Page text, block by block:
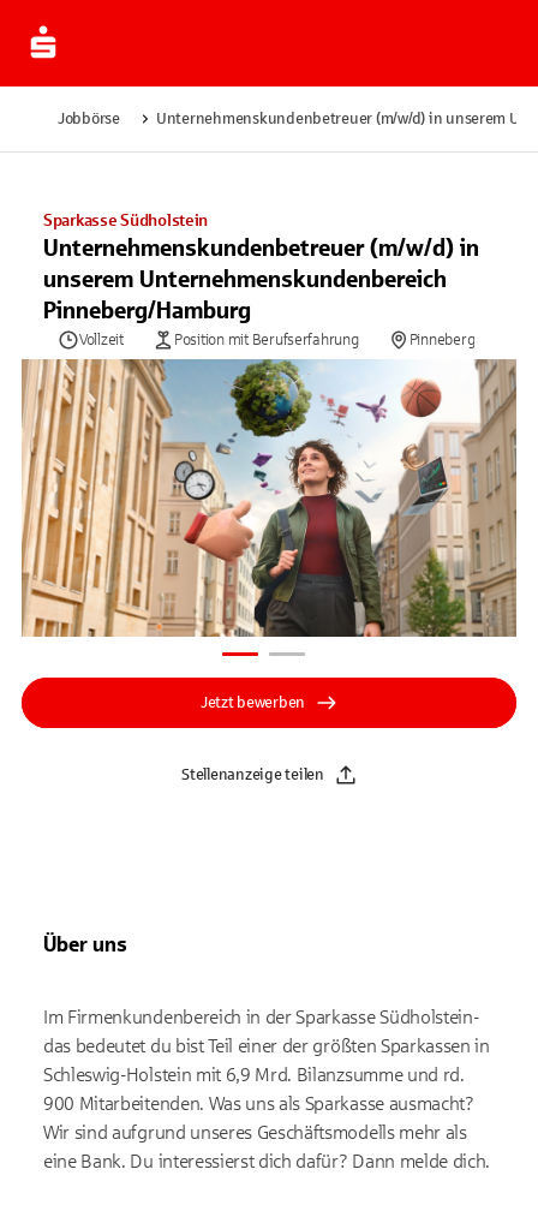
Jobbörse Unternehmenskundenbetreuer (m/w/d) in unserem
Sparkasse Südholstein
Unternehmenskundenbetreuer (m/w/d) in
unserem Unternehmenskundenbereich
Pinneberg/Hamburg
Vollzeit Position mit Berufserfahrung Pinneberg
Jetzt bewerben
Stellenanzeige teilen
Über uns
Im Firmenkundenbereich in der Sparkasse Südholstein-
das bedeutet du bist Teil einer der größten Sparkassen in
Schleswig-Holstein mit 6,9 Mrd. Bilanzsumme und rd.
900 Mitarbeitenden. Was uns als Sparkasse ausmacht?
Wir sind aufgrund unseres Geschäftsmodells mehr als
eine Bank. Du interessierst dich dafür? Dann melde dich.